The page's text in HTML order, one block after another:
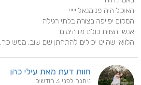
הלוואי שהיינו יכולים להתחתן שם שוב, ממש כך.
חוות דעת מאת עילי כהן
ניתנה לפני 3 חודשים